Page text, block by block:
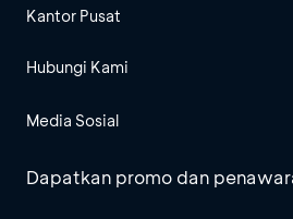
Kantor Pusat
Hubungi Kami
Media Sosial
Dapatkan promo dan